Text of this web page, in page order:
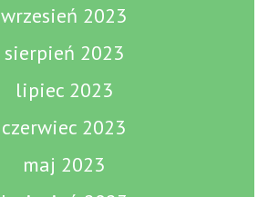
wrzesień 2023
sierpień 2023
lipiec 2023
czerwiec 2023
maj 2023